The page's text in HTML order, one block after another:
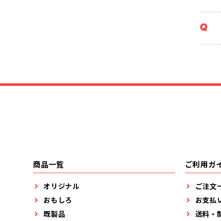
商品一覧
オリジナル
おもしろ
既製品
ご利用ガ
ご注文
お支払
送料・